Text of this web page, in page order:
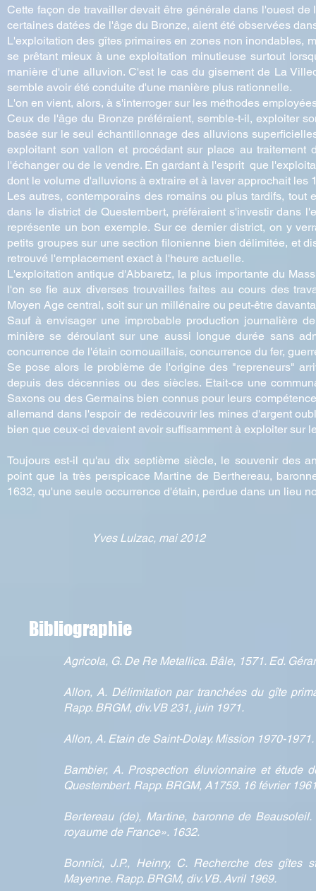
Cette façon de travailler devait être générale dans l'ouest
certaines datées de l'âge du Bronze, aient été observées
L'exploitation des gîtes primaires en zones non inondables,
se prêtant mieux à une exploitation minutieuse surtout
manière d'une alluvion. C'est le cas du gisement de La
semble avoir été conduite d'une manière plus rationnelle.
L'on en vient, alors, à s'interroger sur les méthodes
Ceux de l'âge du Bronze préféraient, semble-t-il, exploiter
basée sur le seul échantillonnage des alluvions
exploitant son vallon et procédant sur place au
l'échanger ou de le vendre. En gardant à l'esprit que
dont le volume d'alluvions à extraire et à laver approchait
Les autres, contemporains des romains ou plus tardifs,
dans le district de Questembert, préféraient s'investir dans
représente un bon exemple. Sur ce dernier district, on y
petits groupes sur une section filonienne bien délimitée, et
retrouvé l'emplacement exact à l'heure actuelle.
L'exploitation antique d'Abbaretz, la plus importante du
l'on se fie aux diverses trouvailles faites au cours des
Moyen Age central, soit sur un millénaire ou peut-être
Sauf à envisager une improbable production journalière
minière se déroulant sur une aussi longue durée sans
concurrence de l'étain cornouaillais, concurrence du fer,
Se pose alors le problème de l'origine des "repreneurs"
depuis des décennies ou des siècles. Etait-ce une
Saxons ou des Germains bien connus pour leurs
allemand dans l'espoir de redécouvrir les mines d'argent
bien que ceux-ci devaient avoir suffisamment à exploiter sur
Toujours est-il qu'au dix septième siècle, le souvenir des
point que la très perspicace Martine de Berthereau,
1632, qu'une seule occurrence d'étain, perdue dans un lieu
Yves Lulzac, mai 2012
Bibliographie
Agricola, G. De Re Metallica. Bâle, 1571. Ed.
Allon, A. Délimitation par tranchées du gîte
Rapp. BRGM, div.VB 231, juin 1971.
Allon, A. Etain de Saint-Dolay. Mission 1970-
Bambier, A. Prospection éluvionnaire et
Questembert. Rapp. BRGM, A1759. 16 février
Bertereau (de), Martine, baronne de
royaume de France». 1632.
Bonnici, J.P., Heinry, C. Recherche des gîtes
Mayenne. Rapp. BRGM, div.VB. Avril 1969.